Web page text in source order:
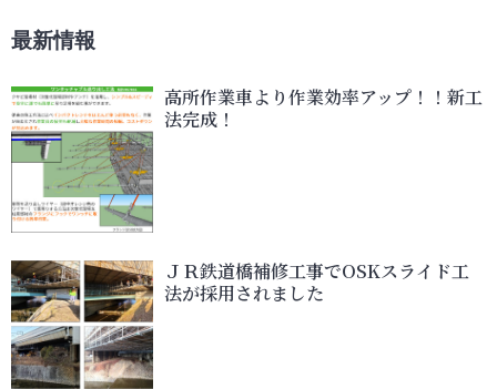
最新情報
高所作業車より作業効率アップ！！新工
法完成！
ＪＲ鉄道橋補修工事でOSKスライド工
法が採用されました